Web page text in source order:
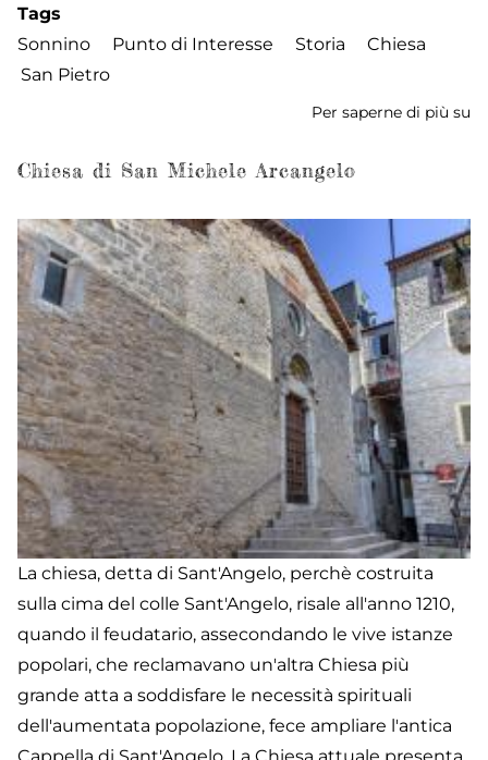
Tags
Sonnino
Punto di Interesse Storia
Chiesa
San Pietro
Per saperne di più su
Chiesa di San Michele Arcangelo
La chiesa, detta di Sant'Angelo, perchè costruita
sulla cima del colle Sant'Angelo, risale all'anno 1210,
quando il feudatario, assecondando le vive istanze
popolari, che reclamavano un'altra Chiesa più
grande atta a soddisfare le necessità spirituali
dell'aumentata popolazione, fece ampliare l'antica